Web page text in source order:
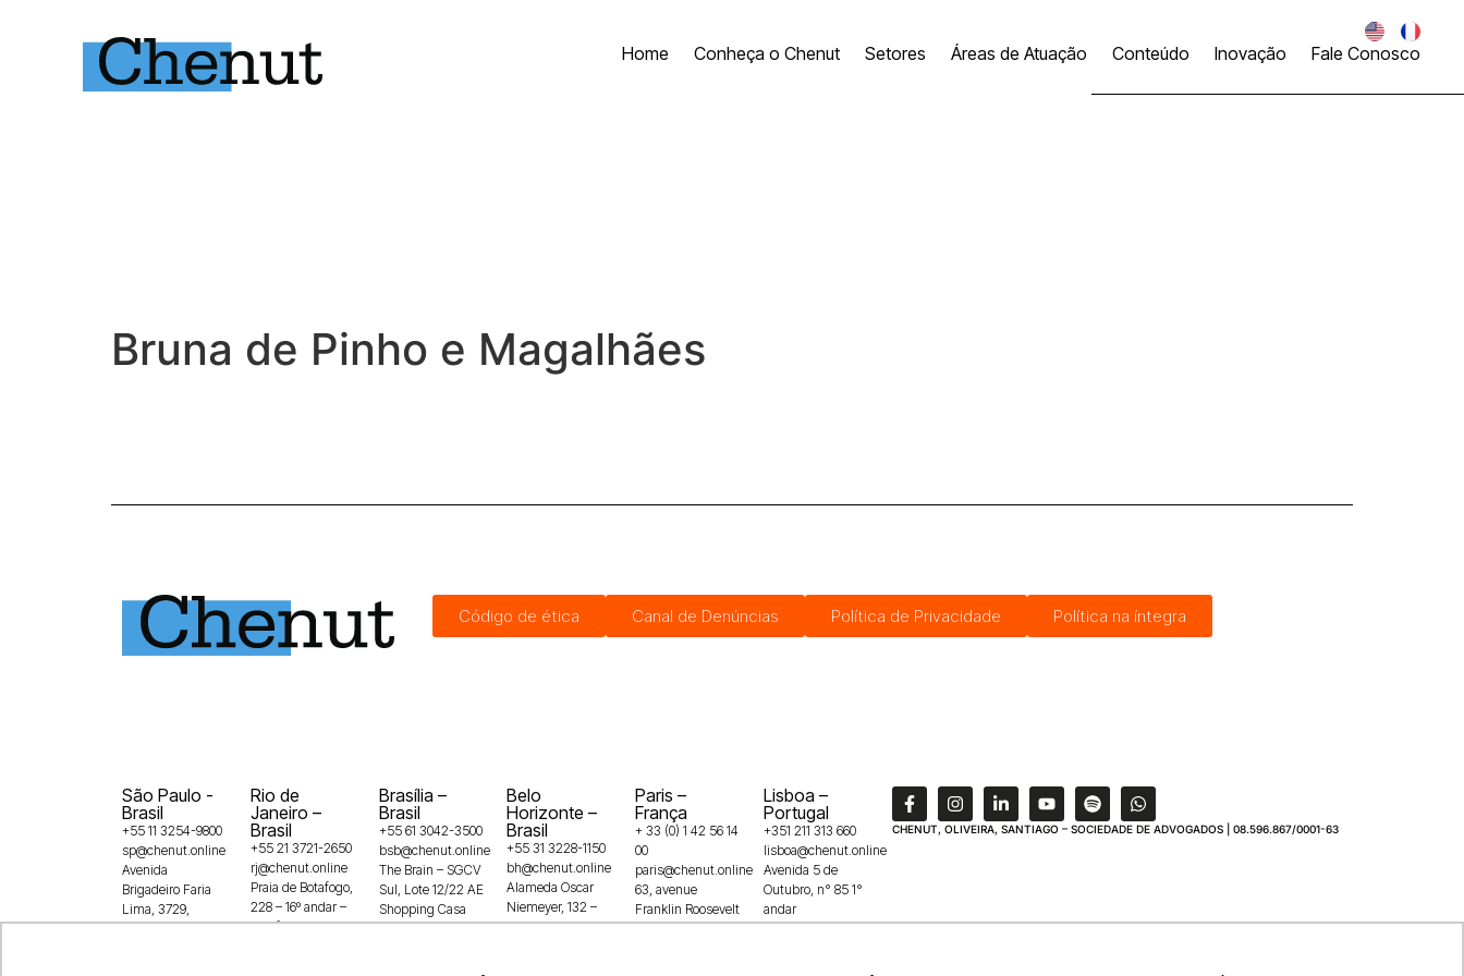
Home Conheça o Chenut Setores Áreas de Atuação Conteúdo Inovação Fale Conosco
Bruna de Pinho e Magalhães
Código de ética Canal de Denúncias Política de Privacidade Política na íntegra
São Paulo -
Brasil
+55 11 3254-9800
sp@chenut.online
Avenida
Brigadeiro Faria
Lima, 3729,
5° andar, Itaim
Rio de
Janeiro –
Brasil
+55 21 3721-2650
rj@chenut.online
Praia de Botafogo,
228 – 16º andar –
Botafogo
Brasília –
Brasil
+55 61 3042-3500
bsb@chenut.online
The Brain – SGCV
Sul, Lote 12/22 AE
Shopping Casa
Park, 1º andar –
Belo
Horizonte –
Brasil
+55 31 3228-1150
bh@chenut.online
Alameda Oscar
Niemeyer, 132 –
Vila da Serra,
Paris –
França
+ 33 (0) 1 42 56 14
00
paris@chenut.online
63, avenue
Franklin Roosevelt
75008
Lisboa –
Portugal
+351 211 313 660
lisboa@chenut.online
Avenida 5 de
Outubro, n° 85 1°
andar
1050-050
CHENUT, OLIVEIRA, SANTIAGO – SOCIEDADE DE ADVOGADOS | 08.596.867/0001-63